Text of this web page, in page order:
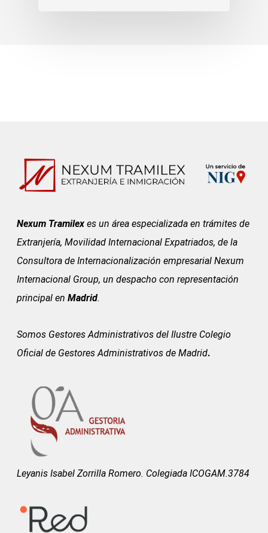
Nexum Tramilex es un área especializada en trámites de
Extranjería, Movilidad Internacional Expatriados, de la
Consultora de Internacionalización empresarial Nexum
Internacional Group, un despacho con representación
principal en Madrid.
Somos Gestores Administrativos del Ilustre Colegio
Oficial de Gestores Administrativos de Madrid.
Leyanis Isabel Zorrilla Romero. Colegiada ICOGAM.3784